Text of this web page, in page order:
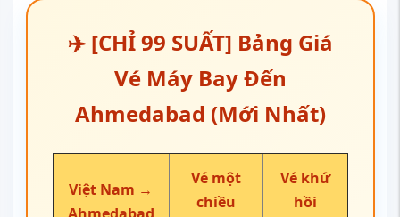
✈️ [CHỈ 99 SUẤT] Bảng Giá
Vé Máy Bay Đến
Ahmedabad (Mới Nhất)
Việt Nam →
Vé một
chiều
Vé khứ
hồi